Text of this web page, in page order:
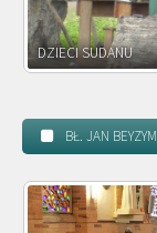
DZIECI ZAMBII
BŁ. JAN BEYZYM